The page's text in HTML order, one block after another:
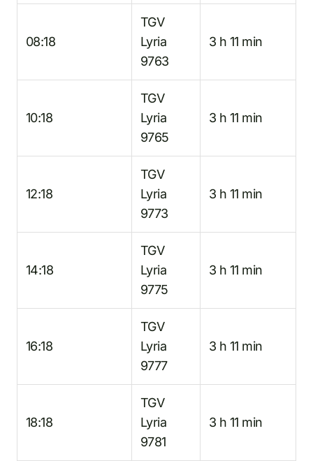
08:18
TGV
Lyria
9763
3 h 11 min
10:18
TGV
Lyria
9765
3 h 11 min
12:18
TGV
Lyria
9773
3 h 11 min
14:18
TGV
Lyria
9775
3 h 11 min
16:18
TGV
Lyria
9777
3 h 11 min
18:18
TGV
Lyria
9781
3 h 11 min